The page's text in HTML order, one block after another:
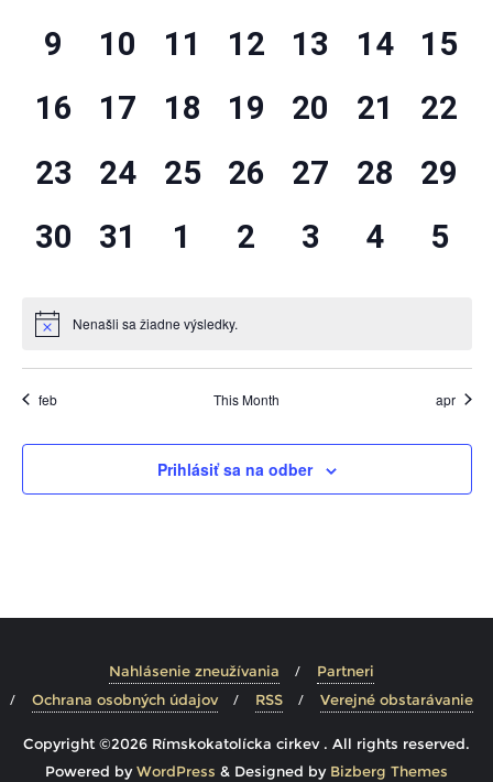
0
9
0
10
0
11
0
12
0
13
0
14
0
15
0
16
0
17
0
18
0
19
0
20
0
21
0
22
0
23
0
24
0
25
0
26
0
27
0
28
0
29
0
30
0
31
0
1
0
2
0
3
0
4
0
5
Nenašli sa žiadne výsledky.
feb This Month apr
Prihlásiť sa na odber
Nahlásenie zneužívania
Partneri
Ochrana osobných údajov
RSS Verejné obstarávanie
Copyright ©2026 Rímskokatolícka cirkev . All rights reserved.
Powered byWordPress & Designed by Bizberg Themes